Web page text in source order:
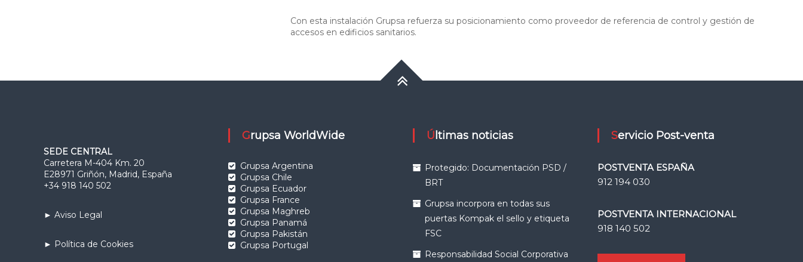
Con esta instalación Grupsa refuerza su posicionamiento como proveedor de referencia de control y gestión de
accesos en edificios sanitarios.
SEDE CENTRAL
Carretera M-404 Km. 20
E28971 Griñón, Madrid, España
+34 918 140 502
► Aviso Legal
► Política de Cookies
Grupsa WorldWide
Grupsa Argentina
Grupsa Chile
Grupsa Ecuador
Grupsa France
Grupsa Maghreb
Grupsa Panamá
Grupsa Pakistán
Grupsa Portugal
Últimas noticias
Protegido: Documentación PSD /
BRT
Grupsa incorpora en todas sus
puertas Kompak el sello y etiqueta
FSC
Responsabilidad Social Corporativa
Servicio Post-venta
POSTVENTA ESPAÑA
912 194 030
POSTVENTA INTERNACIONAL
918 140 502